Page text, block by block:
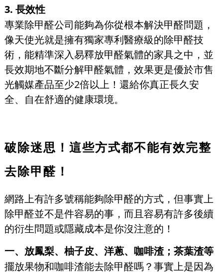
3. 長效性
專業除甲醛公司能夠為你從根本解決甲醛問題，
像天使光就是擁有獨家專利醫療級的除甲醛技
術，能精準深入易釋放甲醛氣體的家具之中，並
長效期地不斷分解甲醛氣體，效果更是優於市售
光觸媒產品至少2倍以上！還給你真正長久安
全、自在舒適的健康環境。
破除迷思！這些方式都不能有效完整
去除甲醛！
網路上有許多號稱能夠除甲醛的方式，但事實上
除甲醛並不是件容易的事，而且容易有許多後續
的衍生問題或隱藏成本是你沒注意的！
一、放鳳梨、柚子皮、洋蔥、咖啡渣；茶葉渣等
擺放果物和咖啡渣能去除甲醛嗎？事實上是因為